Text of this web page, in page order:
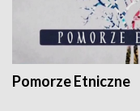
Pomorze Etniczne